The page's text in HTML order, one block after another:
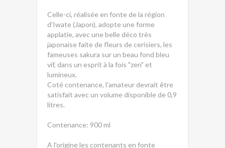
Celle-ci, réalisée en fonte de la région
d'Iwate (Japon), adopte une forme
applatie, avec une belle déco très
japonaise faite de fleurs de cerisiers, les
fameuses sakura sur un beau fond bleu
vif, dans un esprit à la fois "zen" et
lumineux.
Coté contenance, l'amateur devrait être
satisfait avec un volume disponible de 0,9
litres.
Contenance: 900 ml
A l'origine les contenants en fonte